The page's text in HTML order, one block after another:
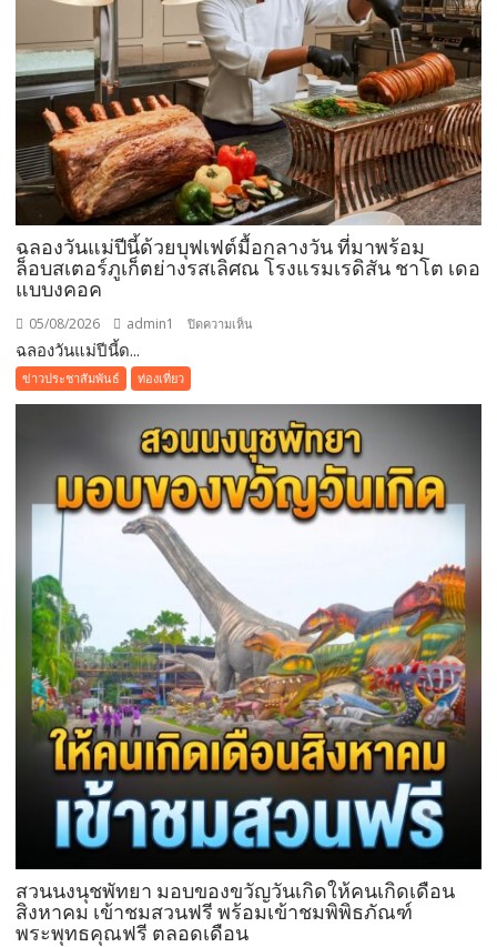
หยุด
ยาว
ที่
ผ่าน
มา
ชู
ผล
สำเร็จ
การ
อนุรักษ์
ทะเล
จาก
ส่วน
ฉลองวันแม่ปีนี้ด้วยบุฟเฟต์มื้อกลางวัน ที่มาพร้อม
ล็อบสเตอร์ภูเก็ตย่างรสเลิศณ โรงแรมเรดิสัน ชาโต เดอ
แบบงคอค
05/08/2026 admin1 ปิดความเห็น
ปี
นี้
ด้วย
บุฟเฟต์
มื้อ
พร้อม
ล็อบสเตอร์
ภูเก็ต
ย่าง
รส
เลิศ
ณ
แรม
เรดิ
ชาโต
เดอ
ฉลองวันแม่ปีนี้ด...
ข่าวประชาสัมพันธ์ ท่องเที่ยว
สวนนงนุชพัทยา มอบของขวัญวันเกิดให้คนเกิดเดือน
สิงหาคม เข้าชมสวนฟรี พร้อมเข้าชมพิพิธภัณฑ์
พระพุทธคุณฟรี ตลอดเดือน